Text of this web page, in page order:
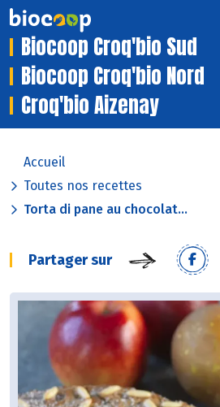
Biocoop Croq'bio Sud
Biocoop Croq'bio Nord
Croq'bio Aizenay
Accueil
Toutes nos recettes
Torta di pane au chocolat...
Partager sur